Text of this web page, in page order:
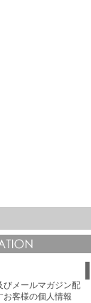
びメールマガジン配
お客様の個人情報